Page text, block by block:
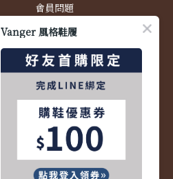
會員問題
配送問題
退換貨問題
商品問題
Vanger 風格鞋履